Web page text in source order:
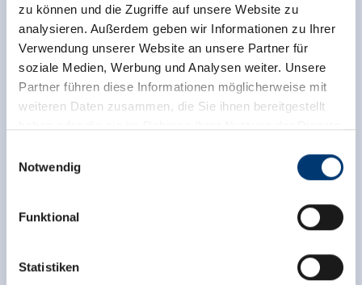
zu können und die Zugriffe auf unsere Website zu
analysieren. Außerdem geben wir Informationen zu Ihrer
Verwendung unserer Website an unsere Partner für
soziale Medien, Werbung und Analysen weiter. Unsere
Partner führen diese Informationen möglicherweise mit
weiteren Daten zusammen, die Sie ihnen bereitgestellt
Rohr 23// A-6280 Zell am Ziller
www.zillertalarena.com
Notwendig
Funktional
Statistiken
Homepage